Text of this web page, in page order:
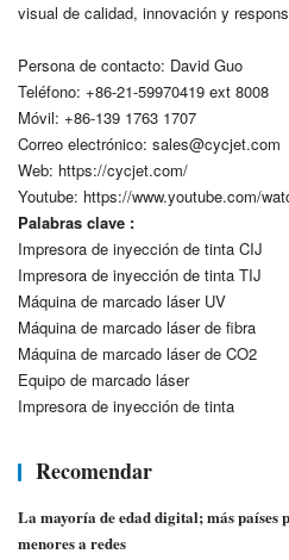
visual de calidad, innovación y
Persona de contacto: David Guo
Teléfono: +86-21-59970419 ext 8008
Móvil: +86-139 1763 1707
Correo electrónico: sales@cycjet.com
Web: https://cycjet.com/
Youtube: https://www.youtube.com/
Palabras clave :
Impresora de inyección de tinta CIJ
Impresora de inyección de tinta TIJ
Máquina de marcado láser UV
Máquina de marcado láser de fibra
Máquina de marcado láser de CO2
Equipo de marcado láser
Impresora de inyección de tinta
Recomendar
La mayoría de edad digital; más países
menores a redes